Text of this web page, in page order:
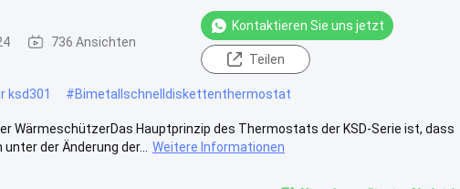
736 Ansichten
Kontaktieren Sie uns jetzt
Teilen
ksd301 #Bimetallschnelldiskettenthermostat
Hauptprinzip des Thermostats der KSD-Serie ist, dass
der Änderung der...
Weitere Informationen